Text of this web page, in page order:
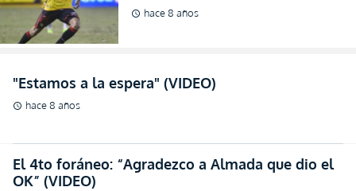
schedule hace 8 años
"Estamos a la espera" (VIDEO)
schedule hace 8 años
El 4to foráneo: “Agradezco a Almada que dio el
OK” (VIDEO)